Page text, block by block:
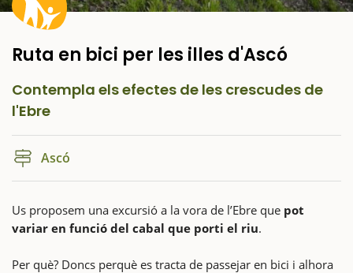
Ruta en bici per les illes d'Ascó
Contempla els efectes de les crescudes de
l'Ebre
Ascó
Us proposem una excursió a la vora de l’Ebre que pot
variar en funció del cabal que porti el riu.
Per què? Doncs perquè es tracta de passejar en bici i alhora